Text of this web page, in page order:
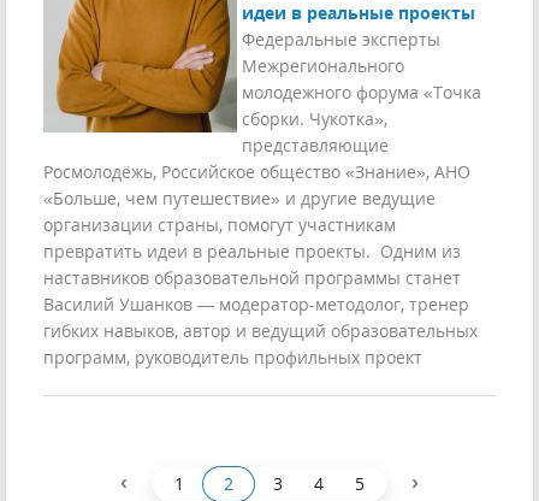
идеи в реальные проекты
Федеральные эксперты
Межрегионального
молодежного форума «Точка
сборки. Чукотка»,
представляющие
Росмолодёжь, Российское общество «Знание», АНО
«Больше, чем путешествие» и другие ведущие
организации страны, помогут участникам
превратить идеи в реальные проекты. Одним из
наставников образовательной программы станет
Василий Ушанков — модератор-методолог, тренер
гибких навыков, автор и ведущий образовательных
программ, руководитель профильных проект
‹ 1 2 3 4 5 ›